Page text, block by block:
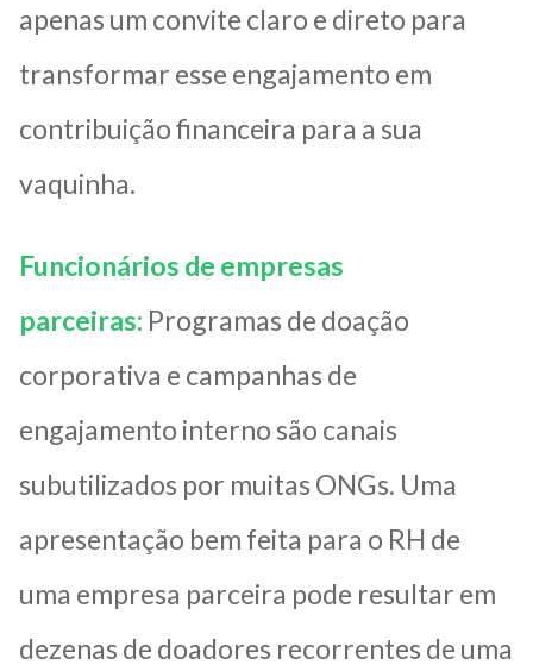
apenas um convite claro e direto para
transformar esse engajamento em
contribuição financeira para a sua
vaquinha.
Funcionários de empresas
parceiras: Programas de doação
corporativa e campanhas de
engajamento interno são canais
subutilizados por muitas ONGs. Uma
apresentação bem feita para o RH de
uma empresa parceira pode resultar em
dezenas de doadores recorrentes de uma